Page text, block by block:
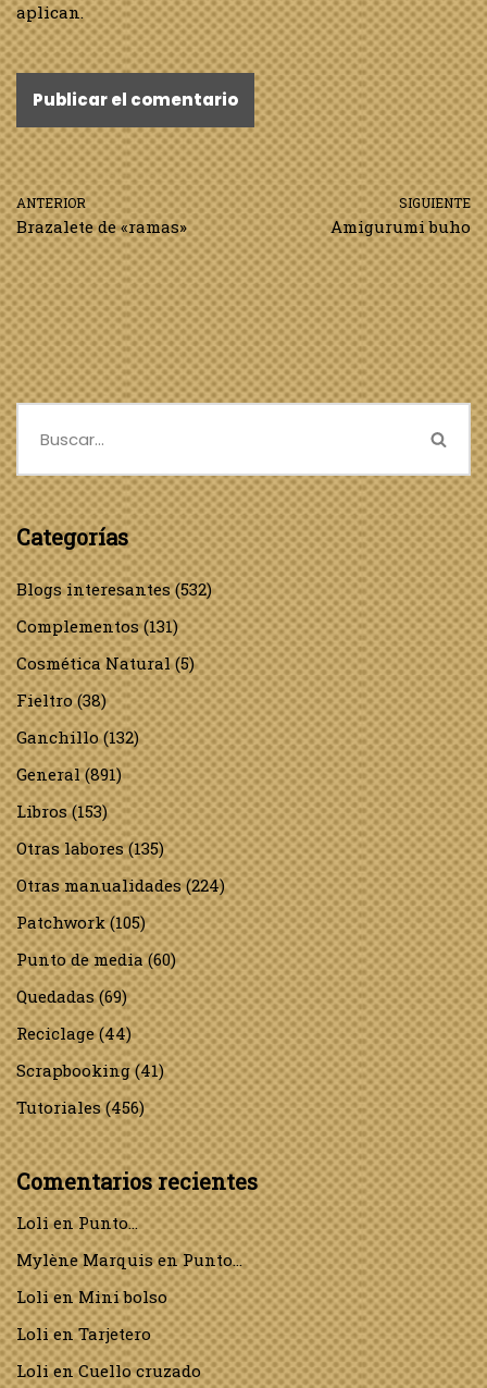
aplican.
ANTERIOR
Brazalete de «ramas»
SIGUIENTE
Amigurumi buho
Categorías
Blogs interesantes(532)
Complementos(131)
Cosmética Natural(5)
Fieltro(38)
Ganchillo(132)
General(891)
Libros(153)
Otras labores(135)
Otras manualidades(224)
Patchwork(105)
Punto de media(60)
Quedadas(69)
Reciclage(44)
Scrapbooking(41)
Tutoriales(456)
Comentarios recientes
LolienPunto…
Mylène MarquisenPunto…
LolienMini bolso
LolienTarjetero
LolienCuello cruzado